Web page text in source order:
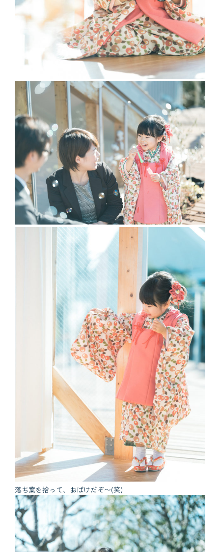
落ち葉を拾って、おばけだぞ〜(笑)